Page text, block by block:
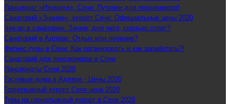
Пансионат «Изумруд», Сочи: Путевки для пенсионеров!
Санаторий «Знание», курорт Сочи: Официальные цены 2020
Чек-ап в санатории: Зачем, для чего, сколько стоит?
Санаторий в Адлере: Отдых или лечение?
Фитнес-туры в Сочи: Как организовать и как заработать?!
Санаторий для пенсионеров в Сочи
Пансионаты Сочи 2020
Гостевые дома в Адлере - Цены 2020
Горнолыжный курорт Сочи цена 2020
Туры на горнолыжный курорт в Сочи 2020